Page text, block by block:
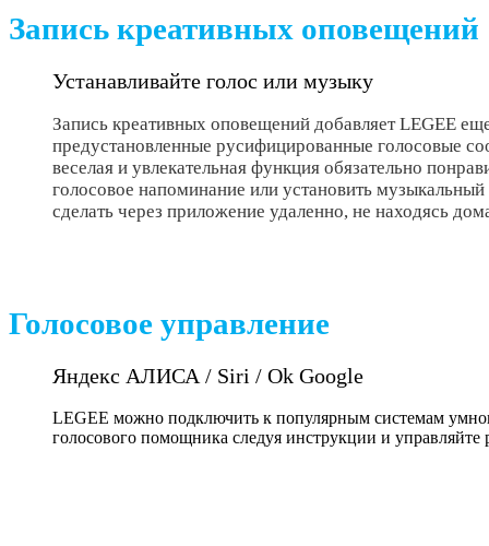
Запись креативных оповещений
Устанавливайте голос или музыку
Запись креативных оповещений добавляет LEGEE
предустановленные русифицированные голосовые
веселая и увлекательная функция обязательно
голосовое напоминание или установить
сделать через приложение удаленно, не находясь
Голосовое управление
Яндекс АЛИСА / Siri / Ok Google
LEGEE можно подключить к популярным системам
голосового помощника следуя инструкции и